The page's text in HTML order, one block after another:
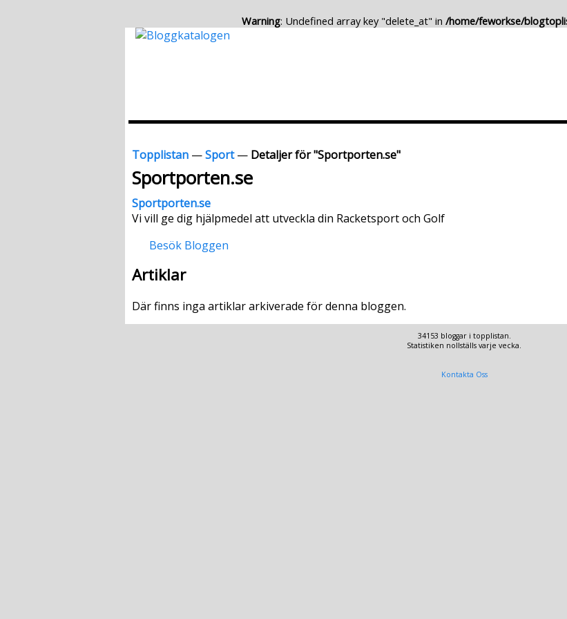
Warning: Undefined array key "delete_at" in /home/feworkse/
Topplistan —Sport— Detaljer för "Sportporten.se"
Sportporten.se
Sportporten.se
Vi vill ge dig hjälpmedel att utveckla din Racketsport och Golf
Besök Bloggen
Artiklar
Där finns inga artiklar arkiverade för denna bloggen.
34153 bloggar i topplistan.
Statistiken nollställs varje vecka.
Kontakta Oss